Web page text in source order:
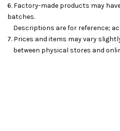
6. Factory-made products may
batches.
Descriptions are for reference;
7. Prices and items may vary
between physical stores and